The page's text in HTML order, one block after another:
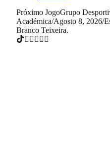
Próximo JogoGrupo
Académica/Agosto 8, 2026/
Branco Teixeira.